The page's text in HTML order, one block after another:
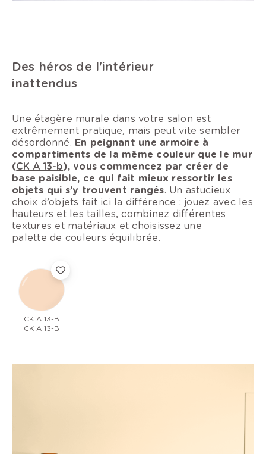
Des héros de l'intérieur
inattendus
Une étagère murale dans votre salon est
extrêmement pratique, mais peut vite sembler
désordonné. En peignant une armoire à
compartiments de la même couleur que le mur
(CK A 13-b), vous commencez par créer de
base paisible, ce qui fait mieux ressortir les
objets qui s’y trouvent rangés. Un astucieux
choix d’objets fait ici la différence : jouez avec les
hauteurs et les tailles, combinez différentes
textures et matériaux et choisissez une
palette de couleurs équilibrée.
CK A 13-B
CK A 13-B